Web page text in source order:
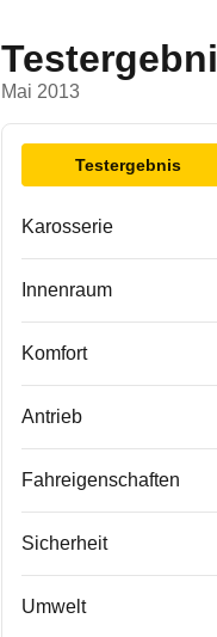
Mai 2013
Testergebnis
Karosserie
Innenraum
Komfort
Antrieb
Fahreigenschaften
Sicherheit
Umwelt